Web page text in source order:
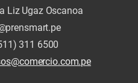
Liz Ugaz Oscanoa
311 6500